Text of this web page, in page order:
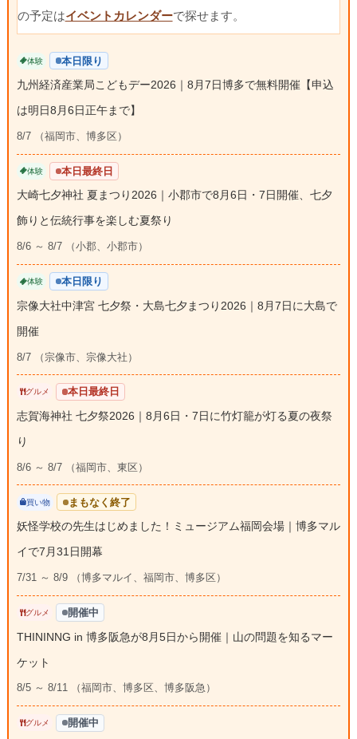
の予定はイベントカレンダーで探せます。
体験 本日限り
九州経済産業局こどもデー2026｜8月7日博多で無料開催【申込
は明日8月6日正午まで】
8/7 （福岡市、博多区）
体験 本日最終日
大崎七夕神社 夏まつり2026｜小郡市で8月6日・7日開催、七夕
飾りと伝統行事を楽しむ夏祭り
8/6 ～ 8/7 （小郡、小郡市）
体験 本日限り
宗像大社中津宮 七夕祭・大島七夕まつり2026｜8月7日に大島で
開催
8/7 （宗像市、宗像大社）
グルメ 本日最終日
志賀海神社 七夕祭2026｜8月6日・7日に竹灯籠が灯る夏の夜祭
り
8/6 ～ 8/7 （福岡市、東区）
買い物 まもなく終了
妖怪学校の先生はじめました！ミュージアム福岡会場｜博多マル
イで7月31日開幕
7/31 ～ 8/9 （博多マルイ、福岡市、博多区）
グルメ 開催中
THININNG in 博多阪急が8月5日から開催｜山の問題を知るマー
ケット
8/5 ～ 8/11 （福岡市、博多区、博多阪急）
グルメ 開催中